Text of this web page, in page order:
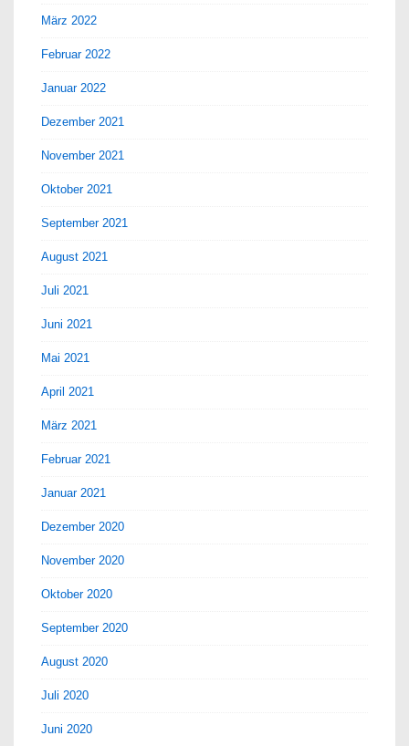
März 2022
Februar 2022
Januar 2022
Dezember 2021
November 2021
Oktober 2021
September 2021
August 2021
Juli 2021
Juni 2021
Mai 2021
April 2021
März 2021
Februar 2021
Januar 2021
Dezember 2020
November 2020
Oktober 2020
September 2020
August 2020
Juli 2020
Juni 2020